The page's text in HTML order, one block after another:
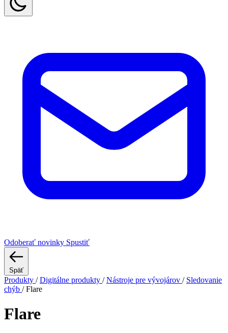
Odoberať novinky Spustiť
Späť
Produkty / Digitálne produkty / Nástroje pre vývojárov / Sledovanie
chýb / Flare
Flare